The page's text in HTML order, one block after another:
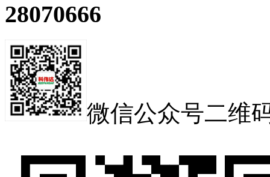
28070666
微信公众号二维